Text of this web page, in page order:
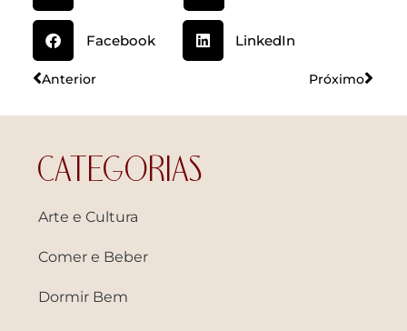
Facebook LinkedIn
Anterior Próximo
CATEGORIAS
Arte e Cultura
Comer e Beber
Dormir Bem